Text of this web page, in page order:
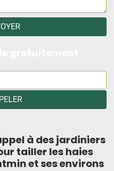
à des jardiniers
tailler les haies
et ses environs